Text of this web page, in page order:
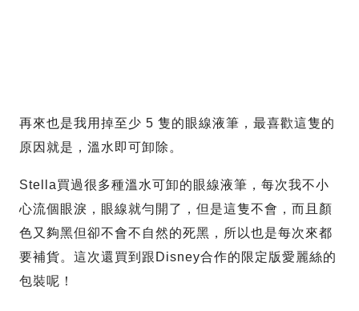
再來也是我用掉至少 5 隻的眼線液筆，最喜歡這隻的
原因就是，溫水即可卸除。
Stella買過很多種溫水可卸的眼線液筆，每次我不小
心流個眼淚，眼線就勻開了，但是這隻不會，而且顏
色又夠黑但卻不會不自然的死黑，所以也是每次來都
要補貨。這次還買到跟Disney合作的限定版愛麗絲的
包裝呢！